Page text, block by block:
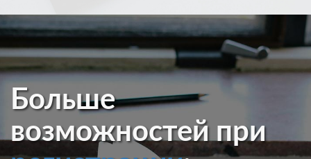
Больше
возможностей при